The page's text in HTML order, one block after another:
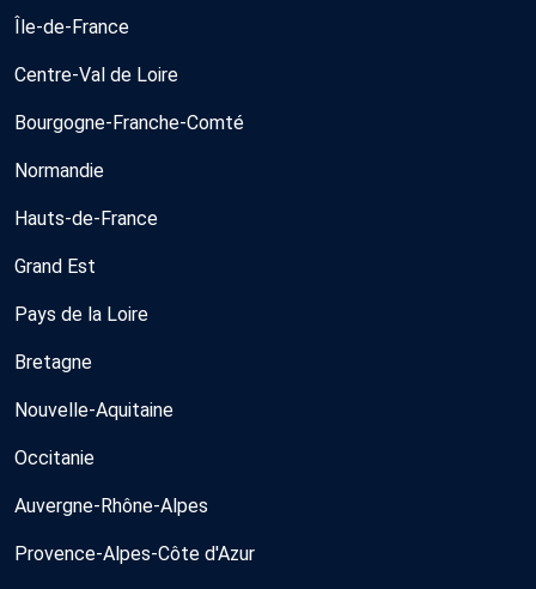
Île-de-France
Centre-Val de Loire
Bourgogne-Franche-Comté
Normandie
Hauts-de-France
Grand Est
Pays de la Loire
Bretagne
Nouvelle-Aquitaine
Occitanie
Auvergne-Rhône-Alpes
Provence-Alpes-Côte d'Azur